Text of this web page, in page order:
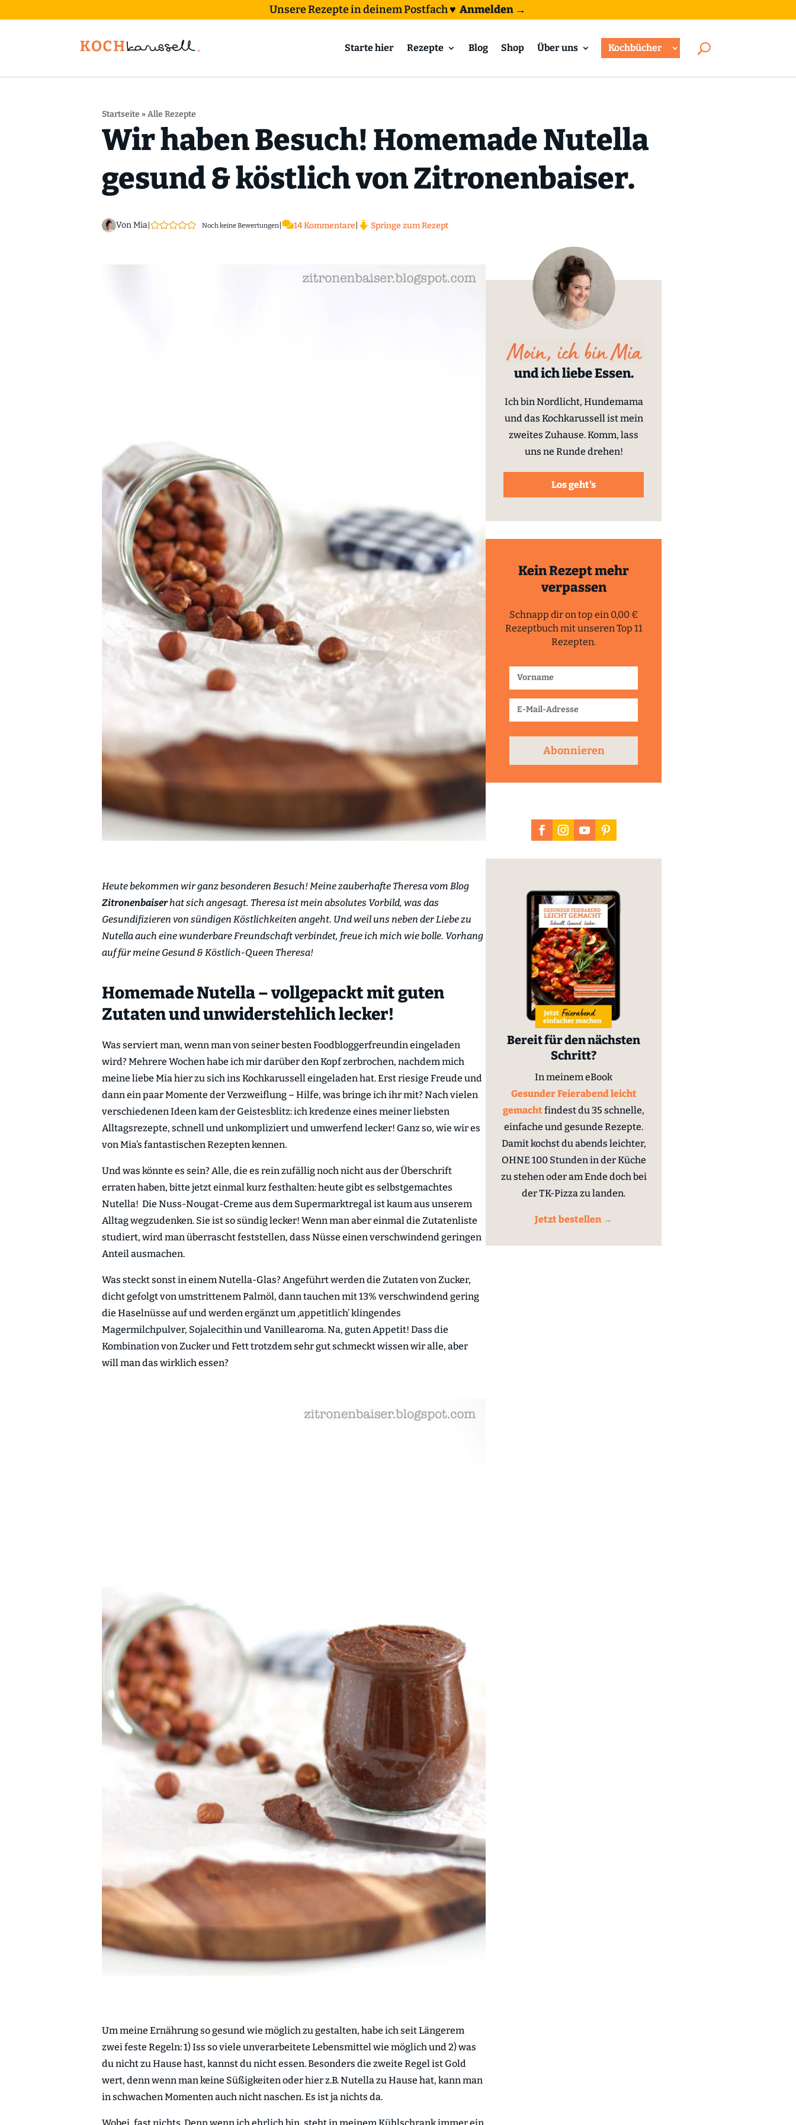
Unsere Rezepte in deinem Postfach♥ Anmelden →
Starte hier Rezepte Blog Shop Über uns Kochbücher
Startseite »Alle Rezepte
Wir haben Besuch! Homemade Nutella
gesund & köstlich von Zitronenbaiser.
Von Mia Noch keine Bewertungen| 14 Kommentare Springe zum Rezept
Heute bekommen wir ganz besonderen Besuch! Meine zauberhafte Theresa vom Blog
Zitronenbaiserhat sich angesagt. Theresa ist mein absolutes Vorbild, was das
Gesundifizieren von sündigen Köstlichkeiten angeht. Und weil uns neben der Liebe zu
Nutella auch eine wunderbare Freundschaft verbindet, freue ich mich wie bolle. Vorhang
auf für meine Gesund & Köstlich-Queen Theresa!
Homemade Nutella – vollgepackt mit guten
Zutaten und unwiderstehlich lecker!
Was serviert man, wenn man von seiner besten Foodbloggerfreundin eingeladen
wird? Mehrere Wochen habe ich mir darüber den Kopf zerbrochen, nachdem mich
meine liebe Mia hier zu sich ins Kochkarussell eingeladen hat. Erst riesige Freude und
dann ein paar Momente der Verzweiflung – Hilfe, was bringe ich ihr mit? Nach vielen
verschiedenen Ideen kam der Geistesblitz: ich kredenze eines meiner liebsten
Alltagsrezepte, schnell und unkompliziert und umwerfend lecker! Ganz so, wie wir es
von Mia’s fantastischen Rezepten kennen.
Und was könnte es sein? Alle, die es rein zufällig noch nicht aus der Überschrift
erraten haben, bitte jetzt einmal kurz festhalten:heute gibt es selbstgemachtes
Nutella! Die Nuss-Nougat-Creme aus dem Supermarktregal ist kaum aus unserem
Alltag wegzudenken. Sie ist so sündig lecker! Wenn man aber einmal die Zutatenliste
studiert, wird man überrascht feststellen, dass Nüsse einen verschwindend geringen
Anteil ausmachen.
Was steckt sonst in einem Nutella-Glas? Angeführt werden die Zutaten von Zucker,
dicht gefolgt von umstrittenem Palmöl, dann tauchen mit 13% verschwindend gering
die Haselnüsse auf und werden ergänzt um ‚appetitlich’ klingendes
Magermilchpulver, Sojalecithin und Vanillearoma. Na, guten Appetit! Dass die
Kombination von Zucker und Fett trotzdem sehr gut schmeckt wissen wir alle, aber
will man das wirklich essen?
Um meine Ernährung so gesund wie möglich zu gestalten, habe ich seit Längerem
zwei feste Regeln: 1) Iss so viele unverarbeitete Lebensmittel wie möglich und 2) was
du nicht zu Hause hast, kannst du nicht essen. Besonders die zweite Regel ist Gold
wert, denn wenn man keine Süßigkeiten oder hier z.B. Nutella zu Hause hat, kann man
in schwachen Momenten auch nicht naschen. Es ist ja nichts da.
und ich liebe Essen.
Ich bin Nordlicht, Hundemama
und das Kochkarussell ist mein
zweites Zuhause. Komm, lass
uns ne Runde drehen!
Los geht's
Kein Rezept mehr
verpassen
Schnapp dir on top ein 0,00 €
Rezeptbuch mit unseren Top 11
Rezepten.
Abonnieren
Bereit für den nächsten
Schritt?
In meinem eBook
Gesunder Feierabend leicht
gemachtfindest du 35 schnelle,
einfache und gesunde Rezepte.
Damit kochst du abends leichter,
OHNE 100 Stunden in der Küche
zu stehen oder am Ende doch bei
der TK-Pizza zu landen.
Jetzt bestellen →